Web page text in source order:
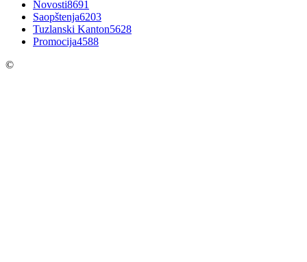
Novosti8691
Saopštenja6203
Tuzlanski Kanton5628
Promocija4588
©